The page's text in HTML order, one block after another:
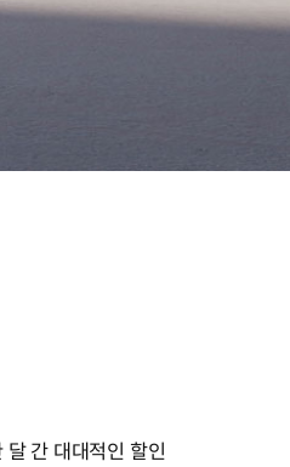
간 대대적인 할인